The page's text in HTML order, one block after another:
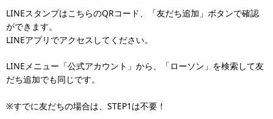
LINEスタンプはこちらのQRコード、「友だち追加」ボタンで確認
ができます。
LINEアプリでアクセスしてください。
LINEメニュー「公式アカウント」から、「ローソン」を検索して友
だち追加でも同じです。
※すでに友だちの場合は、STEP1は不要！